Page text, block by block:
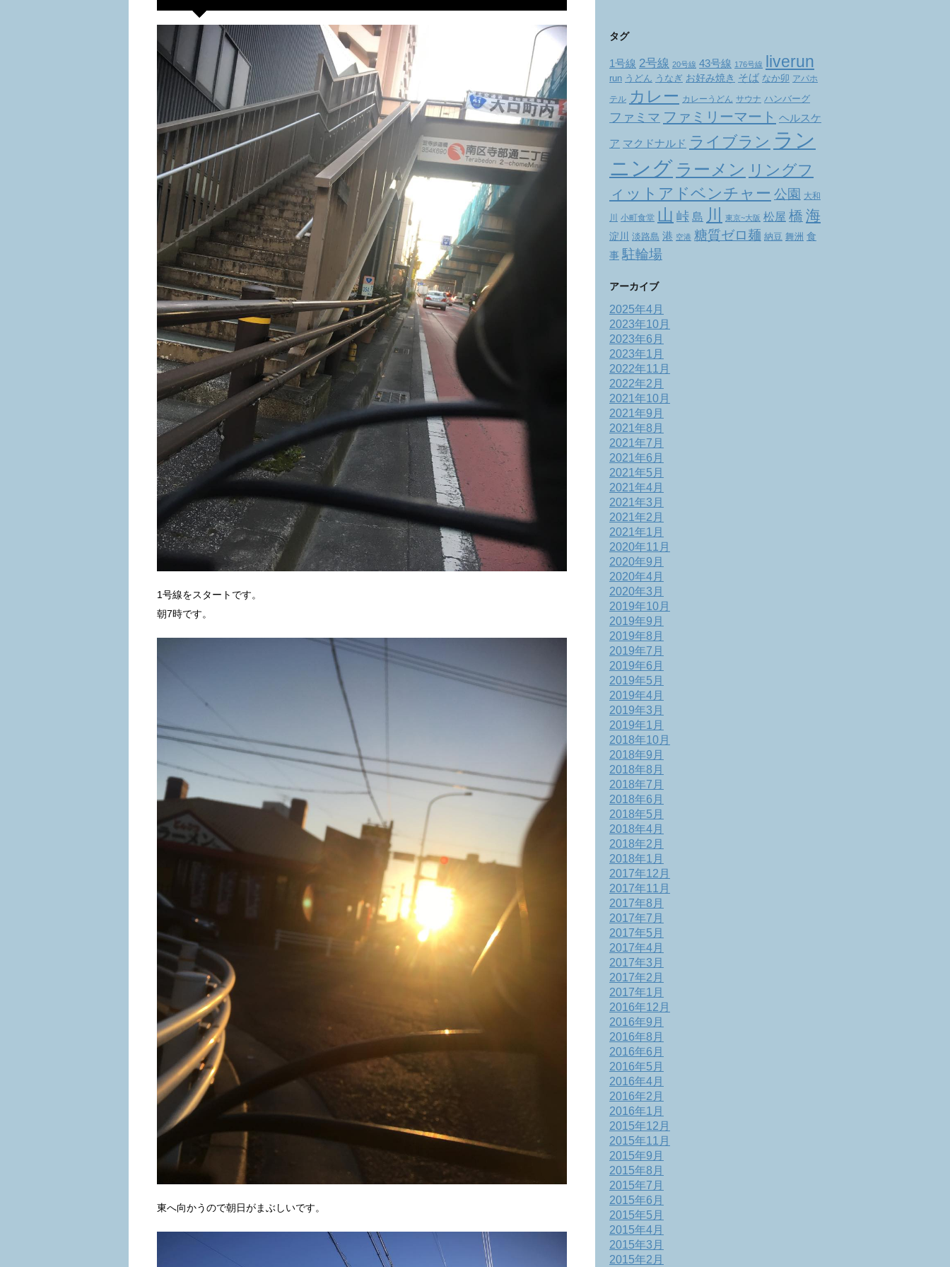
1号線をスタートです。
朝7時です。
東へ向かうので朝日がまぶしいです。
タグ
1号線 2号線 20号線 43号線 176号線 liverun
run うどん うなぎ お好み焼き そば なか卯 アパホ
テル カレー カレーうどん サウナ ハンバーグ
ファミマ ファミリーマート ヘルスケ
ア マクドナルド ライブラン ラン
ニング ラーメン リングフ
ィットアドベンチャー 公園 大和
川 小町食堂 山 峠 島 川 東京~大阪 松屋 橋 海
淀川 淡路島 港 空港 糖質ゼロ麺 納豆 舞洲 食
事 駐輪場
アーカイブ
2025年4月
2023年10月
2023年6月
2023年1月
2022年11月
2022年2月
2021年10月
2021年9月
2021年8月
2021年7月
2021年6月
2021年5月
2021年4月
2021年3月
2021年2月
2021年1月
2020年11月
2020年9月
2020年4月
2020年3月
2019年10月
2019年9月
2019年8月
2019年7月
2019年6月
2019年5月
2019年4月
2019年3月
2019年1月
2018年10月
2018年9月
2018年8月
2018年7月
2018年6月
2018年5月
2018年4月
2018年2月
2018年1月
2017年12月
2017年11月
2017年8月
2017年7月
2017年5月
2017年4月
2017年3月
2017年2月
2017年1月
2016年12月
2016年9月
2016年8月
2016年6月
2016年5月
2016年4月
2016年2月
2016年1月
2015年12月
2015年11月
2015年9月
2015年8月
2015年7月
2015年6月
2015年5月
2015年4月
2015年3月
2015年2月